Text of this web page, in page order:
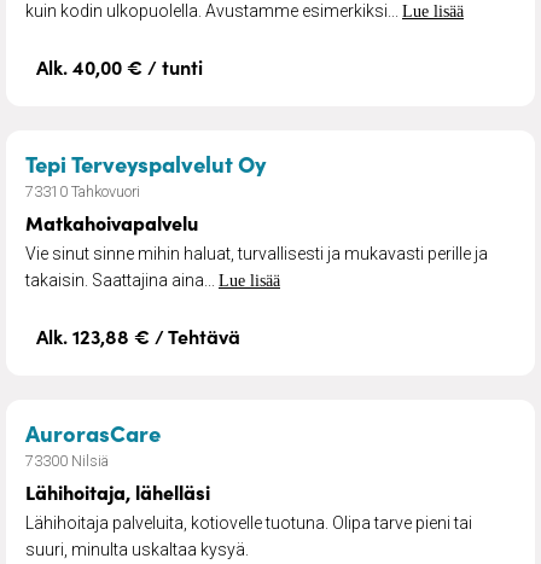
kuin kodin ulkopuolella. Avustamme esimerkiksi... Lue lisää
Alk. 40,00 € / tunti
Tepi Terveyspalvelut Oy– Matkahoivapalvelu
73310 Tahkovuori
Matkahoivapalvelu
Vie sinut sinne mihin haluat, turvallisesti ja mukavasti perille ja
takaisin. Saattajina aina... Lue lisää
Alk. 123,88 € / Tehtävä
AurorasCare– Lähihoitaja, lähelläsi
73300 Nilsiä
Lähihoitaja, lähelläsi
Lähihoitaja palveluita, kotiovelle tuotuna. Olipa tarve pieni tai
suuri, minulta uskaltaa kysyä.